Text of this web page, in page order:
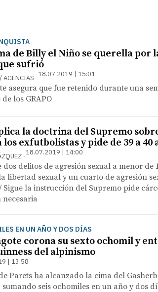
de Billy el Niño se querella por
sufrió
AGENCIAS 18.07.2019 | 15:01
asegura que fue retenido durante una
los GRAPO
la doctrina del Supremo
los exfutbolistas y pide de 39 a 40
18.07.2019 | 14:00
dos delitos de agresión sexual a menor de
libertad sexual y un cuarto de agresión
Sigue la instrucción del Supremo pide
necesaria
EN UN AÑO Y DOS DÍAS
corona su sexto ochomil y
del alpinismo
| 13:58
Parets ha alcanzado la cima del
seis ochomiles en un año y dos